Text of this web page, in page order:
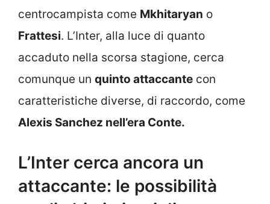
centrocampista come Mkhitaryan o
Frattesi. L’Inter, alla luce di quanto
accaduto nella scorsa stagione, cerca
comunque un quinto attaccante con
caratteristiche diverse, di raccordo, come
Alexis Sanchez nell’era Conte.
L’Inter cerca ancora un
attaccante: le possibilità